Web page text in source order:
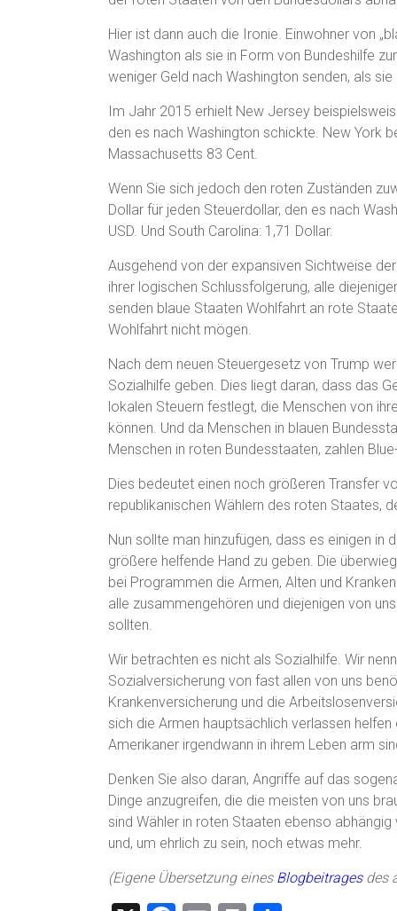
Hier ist dann auch die Ironie. Einwohner von
Washington als sie in Form von Bundeshilfe
weniger Geld nach Washington senden, als sie
Im Jahr 2015 erhielt New Jersey
den es nach Washington schickte. New York
Massachusetts 83 Cent.
Wenn Sie sich jedoch den roten Zuständen
Dollar für jeden Steuerdollar, den es nach
USD. Und South Carolina: 1,71 Dollar.
Ausgehend von der expansiven Sichtweise
ihrer logischen Schlussfolgerung, alle
senden blaue Staaten Wohlfahrt an rote
Wohlfahrt nicht mögen.
Nach dem neuen Steuergesetz von Trump
Sozialhilfe geben. Dies liegt daran, dass das
lokalen Steuern festlegt, die Menschen von
können. Und da Menschen in blauen
Menschen in roten Bundesstaaten, zahlen
Dies bedeutet einen noch größeren Transfer
republikanischen Wählern des roten Staates,
Nun sollte man hinzufügen, dass es einigen
größere helfende Hand zu geben. Die
bei Programmen die Armen, Alten und
alle zusammengehören und diejenigen von
sollten.
Wir betrachten es nicht als Sozialhilfe. Wir
Sozialversicherung von fast allen von uns
Krankenversicherung und die
sich die Armen hauptsächlich verlassen
Amerikaner irgendwann in ihrem Leben arm
Denken Sie also daran, Angriffe auf das
Dinge anzugreifen, die die meisten von uns
sind Wähler in roten Staaten ebenso
und, um ehrlich zu sein, noch etwas mehr.
(Eigene Übersetzung eines Blogbeitragesdes